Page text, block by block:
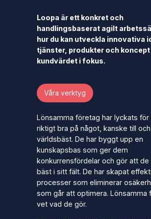
Loopa är ett konkret och
handlingsbaserat agilt
hur du kan utveckla innovativa
tjänster, produkter och koncept
kundvärdet i fokus.
Våra verktyg
Lönsamma företag har lyckats
riktigt bra på något, kanske till
världsbäst. De har byggt upp en
kunskapsbas som ger dem
konkurrensfördelar och gör att de
bäst i sitt fält. De har skapat
processer som eliminerar
som går att optimera. Lönsamma
vet vad de gör.